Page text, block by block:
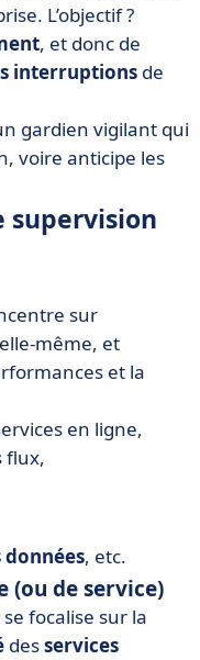
L’objectif ?
, et donc de
interruptions de
gardien vigilant qui
voire anticipe les
supervision
sur
même, et
et la
en ligne,
flux,
données, etc.
(ou de service)
focalise sur la
desservices